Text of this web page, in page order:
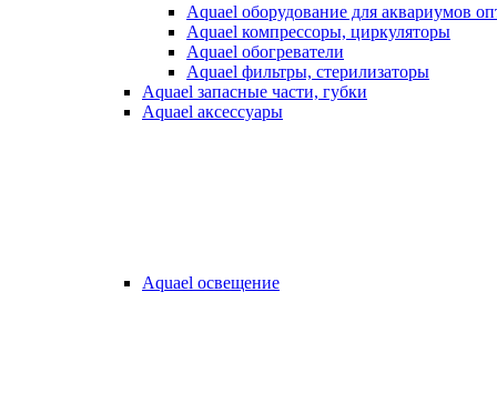
Aquael оборудование для аквариумов
Aquael компрессоры, циркуляторы
Aquael обогреватели
Aquael фильтры, стерилизаторы
Aquael запасные части, губки
Aquael аксессуары
Aquael освещение